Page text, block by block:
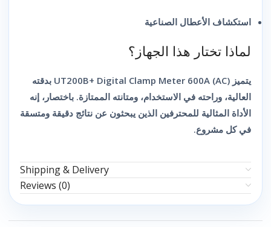
استكشاف الأعطال الصناعية
لماذا تختار هذا الجهاز؟
يتميز UT200B+ Digital Clamp Meter 600A (AC) بدقته
العالية، وراحته في الاستخدام، ومتانته الممتازة. باختصار، إنه
الأداة المثالية للمحترفين الذين يبحثون عن نتائج دقيقة ومتسقة
في كل مشروع.
Shipping & Delivery
Reviews (0)